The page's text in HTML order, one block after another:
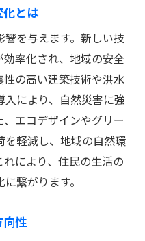
る土木技術
社会に与える影響
な未来を築く方法
社会に与える力
土木技術の可能性
インフラの力を探る
デザインの実例
地域に与える影響
しい街づくりを実現
とは
を与えます。新しい技
率化され、地域の安全
の高い建築技術や洪水
により、自然災害に強
エコデザインやグリー
を軽減し、地域の自然環
により、住民の生活の
繋がります。
性